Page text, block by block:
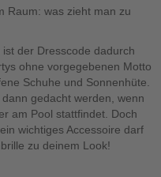
Raum: was zieht man zu
der Dresscode dadurch
ohne vorgegebenen Motto
Schuhe und Sonnenhüte.
gedacht werden, wenn
am Pool stattfindet. Doch
wichtiges Accessoire darf
zu deinem Look!